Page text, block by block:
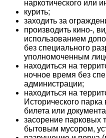
наркотического или
курить;
заходить за
производить кино-,
использованием
без специального
уполномоченным
находиться на
ночное время без
администрации;
находиться на
Исторического
билета или
засорение парковых
бытовым мусором,